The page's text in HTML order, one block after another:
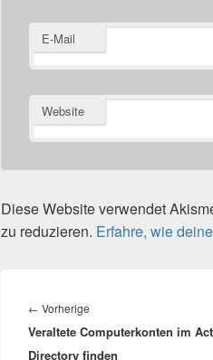
E-Mail
Website
Diese Website verwendet
zu reduzieren. Erfahre, wie
← Vorherige
Beitrag:
Veraltete Computerkonten im
Directory finden